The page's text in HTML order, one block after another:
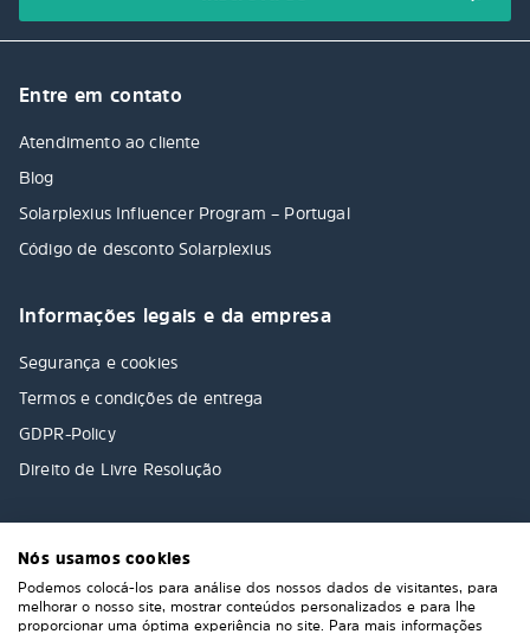
Entre em contato
Atendimento ao cliente
Blog
Solarplexius Influencer Program – Portugal
Código de desconto Solarplexius
Informações legais e da empresa
Segurança e cookies
Termos e condições de entrega
GDPR-Policy
Direito de Livre Resolução
Nós usamos cookies
Podemos colocá-los para análise dos nossos dados de visitantes, para
melhorar o nosso site, mostrar conteúdos personalizados e para lhe
proporcionar uma óptima experiência no site. Para mais informações